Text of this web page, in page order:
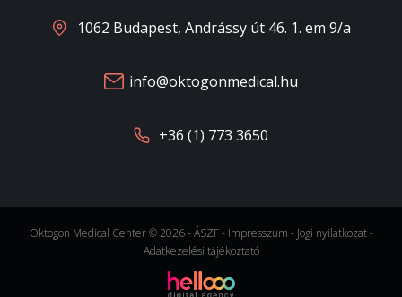
1062 Budapest, Andrássy út 46. 1. em 9/a
info@oktogonmedical.hu
+36 (1) 773 3650
Oktogon Medical Center © 2026 -ÁSZF- Impresszum - Jogi nyilatkozat-
Adatkezelési tájékoztató